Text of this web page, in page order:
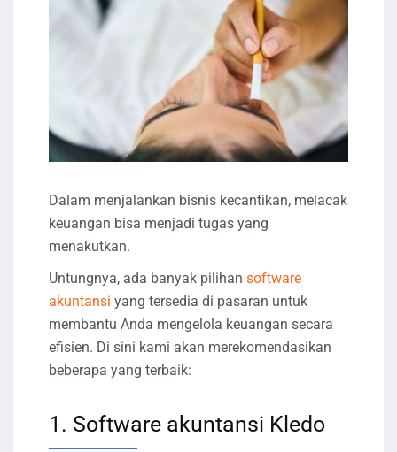
Dalam menjalankan bisnis kecantikan, melacak
keuangan bisa menjadi tugas yang
menakutkan.
Untungnya, ada banyak pilihan software
akuntansi yang tersedia di pasaran untuk
membantu Anda mengelola keuangan secara
efisien. Di sini kami akan merekomendasikan
beberapa yang terbaik:
1. Software akuntansi Kledo